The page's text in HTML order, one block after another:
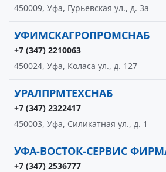
450009, Уфа, Гурьевская ул., д. 3а
УФИМСКАГРОПРОМСНАБ
+7 (347) 2210063
450024, Уфа, Коласа ул., д. 127
УРАЛПРМТЕХСНАБ
+7 (347) 2322417
450003, Уфа, Силикатная ул., д. 1
УФА-ВОСТОК-СЕРВИС
+7 (347) 2536777